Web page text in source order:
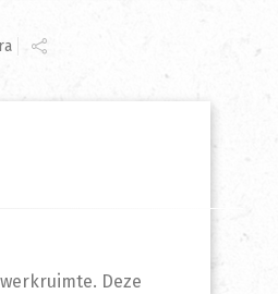
Deze